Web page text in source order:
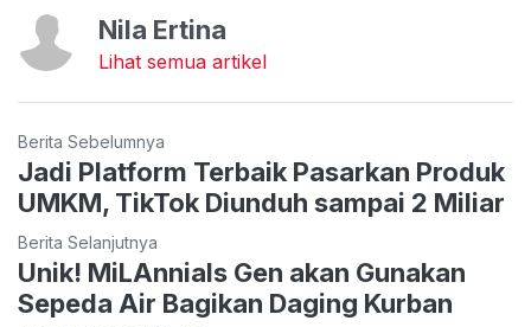
Nila Ertina
Lihat semua artikel
Berita Sebelumnya
Jadi Platform Terbaik Pasarkan Produk
UMKM, TikTok Diunduh sampai 2 Miliar
Berita Selanjutnya
Unik! MiLAnnials Gen akan Gunakan
Sepeda Air Bagikan Daging Kurban